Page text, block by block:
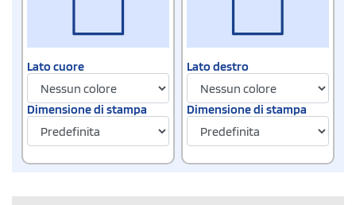
Lato cuore
Dimensione di stampa
Lato destro
Dimensione di stampa